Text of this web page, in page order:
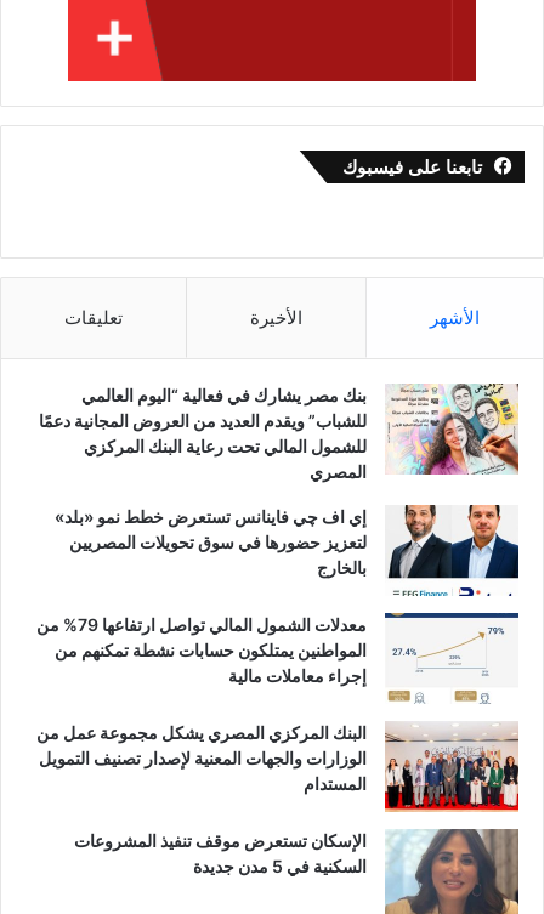
تابعنا على فيسبوك
الأشهر الأخيرة تعليقات
بنك مصر يشارك في فعالية “اليوم العالمي
للشباب” ويقدم العديد من العروض المجانية دعمًا
للشمول المالي تحت رعاية البنك المركزي
المصري
إي اف چي فاينانس تستعرض خطط نمو «بلد»
لتعزيز حضورها في سوق تحويلات المصريين
بالخارج
معدلات الشمول المالي تواصل ارتفاعها 79% من
المواطنين يمتلكون حسابات نشطة تمكنهم من
إجراء معاملات مالية
البنك المركزي المصري يشكل مجموعة عمل من
الوزارات والجهات المعنية لإصدار تصنيف التمويل
المستدام
الإسكان تستعرض موقف تنفيذ المشروعات
السكنية في 5 مدن جديدة